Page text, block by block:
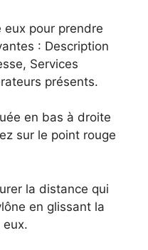
eux pour prendre
: Description
Services
présents.
en bas à droite
sur le point rouge
la distance qui
en glissant la
eux.